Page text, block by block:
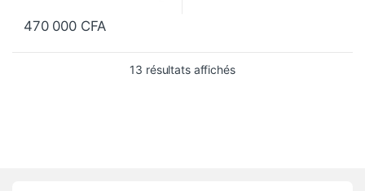
470 000 CFA
13 résultats affichésTrié du plus récent au